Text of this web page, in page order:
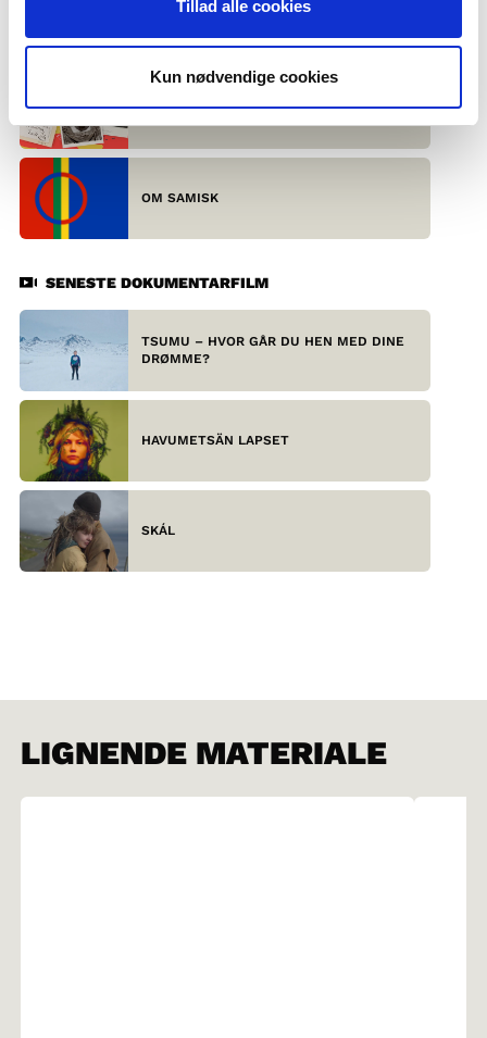
Tillad alle cookies
Kun nødvendige cookies
OM SAMISK
SENESTE DOKUMENTARFILM
TSUMU – HVOR GÅR DU HEN MED DINE
DRØMME?
HAVUMETSÄN LAPSET
SKÁL
LIGNENDE MATERIALE